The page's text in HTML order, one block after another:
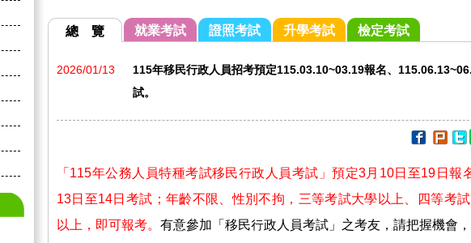
總 覽 就業考試 證照考試 升學考試 檢定考試
2026/01/13
115年移民行政人員招考預定115.03.10~03.19報名、
試。
「115年公務人員特種考試移民行政人員考試」預定3月10日至19日報
13日至14日考試 ；年齡不限、性別不拘，三等考試大學以上、四等考
以上，即可報考。 有意參加「移民行政人員考試」之考友，請把握機會